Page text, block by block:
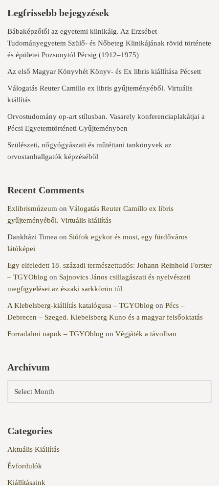
Legfrissebb bejegyzések
Bábaképzőtől az egyetemi klinikáig. Az Erzsébet
Tudományegyetem Szülő- és Nőbeteg Klinikájának rövid története
és épületei Pozsonytól Pécsig (1912–1975)
Az első Magyar Könyvhét Könyv- és Ex libris kiállítása Pécsett
Válogatás Reuter Camillo ex libris gyűjteményéből. Virtuális
kiállítás
Orvostudomány op-art stílusban. Vasarely konferenciaplakátjai a
Pécsi Egyetemtörténeti Gyűjteményben
Szülészeti, nőgyógyászati és műtéttani tankönyvek az
orvostanhallgatók képzéséből
Recent Comments
Exlibrismúzeum on Válogatás Reuter Camillo ex libris
gyűjteményéből. Virtuális kiállítás
Dankházi Timea on Siófok egykor és most, egy fürdőváros
látóképei
Egy elfeledett 18. századi természettudós: Johann Reinhold Forster
– TGYOblog on Sajnovics János csillagászati és nyelvészeti
megfigyelései az északi sarkkörön túl
A Klebelsberg-kiállítás katalógusa – TGYOblog on Pécs –
Debrecen – Szeged. Klebelsberg Kuno és a magyar felsőoktatás
Forradalmi napok – TGYOblog on Végjáték a távolban
Archívum
Categories
Aktuális Kiállítás
Évfordulók
Kiállításaink